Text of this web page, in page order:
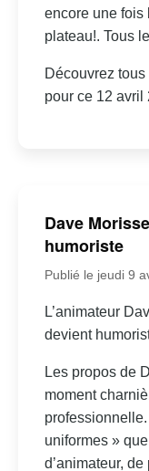
encore une fois
plateau!. Tous
Découvrez
pour ce 12 avril
Dave
humoriste
Publié le jeudi 9
L’animateur
devient
Les propos de
moment
uniformes »
d’animateur,